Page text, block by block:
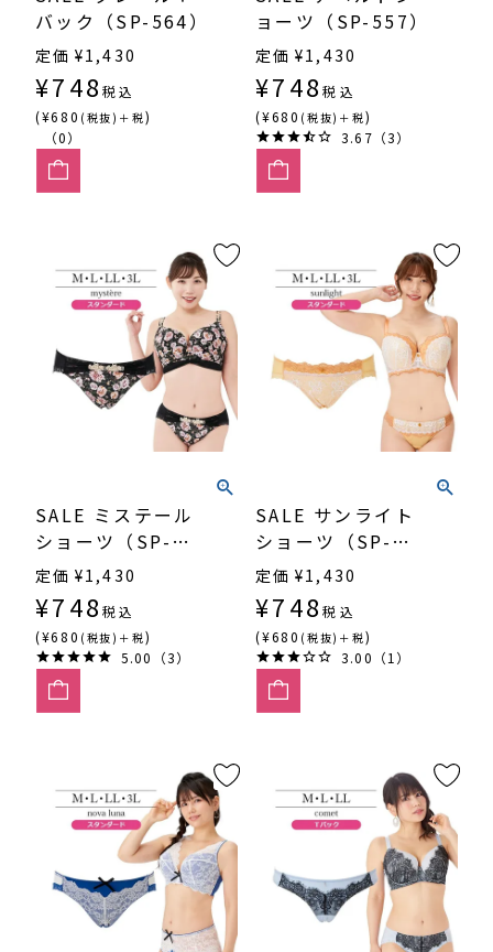
バック（SP-564）
定価 ¥1,430
¥748税込
(¥680 (税抜)＋税)
（0）
ョーツ（SP-557）
定価 ¥1,430
¥748税込
(¥680 (税抜)＋税)
3.67（3）
SALE ミステール
ショーツ（SP-
556）
定価 ¥1,430
¥748税込
(¥680 (税抜)＋税)
5.00（3）
SALE サンライト
ショーツ（SP-
526）
定価 ¥1,430
¥748税込
(¥680 (税抜)＋税)
3.00（1）